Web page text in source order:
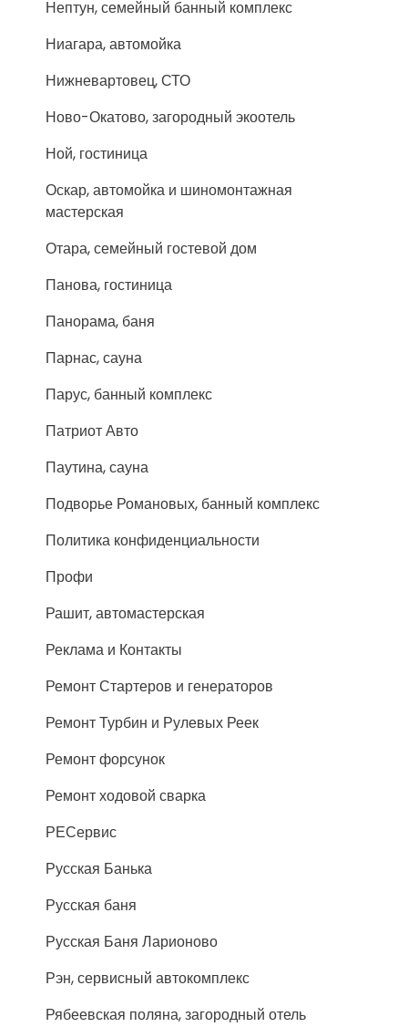
Нептун, семейный банный комплекс
Ниагара, автомойка
Нижневартовец, СТО
Ново-Окатово, загородный экоотель
Ной, гостиница
Оскар, автомойка и шиномонтажная
мастерская
Отара, семейный гостевой дом
Панова, гостиница
Панорама, баня
Парнас, сауна
Парус, банный комплекс
Патриот Авто
Паутина, сауна
Подворье Романовых, банный комплекс
Политика конфиденциальности
Профи
Рашит, автомастерская
Реклама и Контакты
Ремонт Стартеров и генераторов
Ремонт Турбин и Рулевых Реек
Ремонт форсунок
Ремонт ходовой сварка
РЕСервис
Русская Банька
Русская баня
Русская Баня Ларионово
Рэн, сервисный автокомплекс
Рябеевская поляна, загородный отель